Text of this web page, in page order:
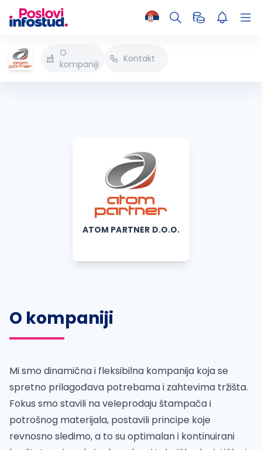
O
kompaniji
Kontakt
ATOM PARTNER D.O.O.
O kompaniji
Mi smo dinamična i fleksibilna kompanija koja se
spretno prilagođava potrebama i zahtevima tržišta.
Fokus smo stavili na veleprodaju štampača i
potrošnog materijala, postavili principe koje
revnosno sledimo, a to su optimalan i kontinuirani